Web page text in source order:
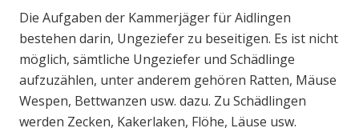
Die Aufgaben der Kammerjäger für Aidlingen
bestehen darin, Ungeziefer zu beseitigen. Es ist nicht
möglich, sämtliche Ungeziefer und Schädlinge
aufzuzählen, unter anderem gehören Ratten, Mäuse
Wespen, Bettwanzen usw. dazu. Zu Schädlingen
werden Zecken, Kakerlaken, Flöhe, Läuse usw.